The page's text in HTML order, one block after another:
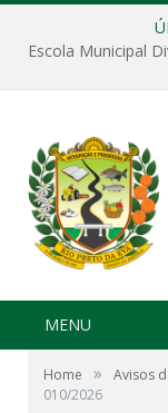
MENU
Home » Avisos
010/2026